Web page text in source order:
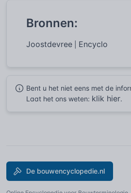
Bronnen:
Joostdevree Encyclo
Bent u het niet eens met de
Laat het ons weten: klik hier.
De bouwencyclopedie.nl